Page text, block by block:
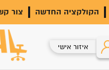
הקולקציה החדשה צור
איזור אישי